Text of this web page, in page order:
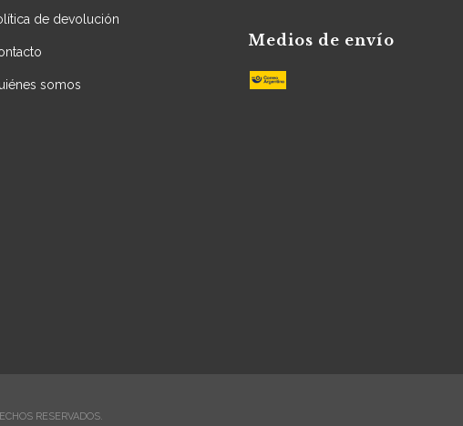
de devolución
somos
Medios de envío
RESERVADOS.